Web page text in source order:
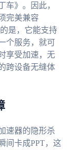
车》。因此，
完美兼容
是，它能支持
个服务，就可
享受加速，无
跨设备无缝体
速器的隐形杀
间卡成PPT，这